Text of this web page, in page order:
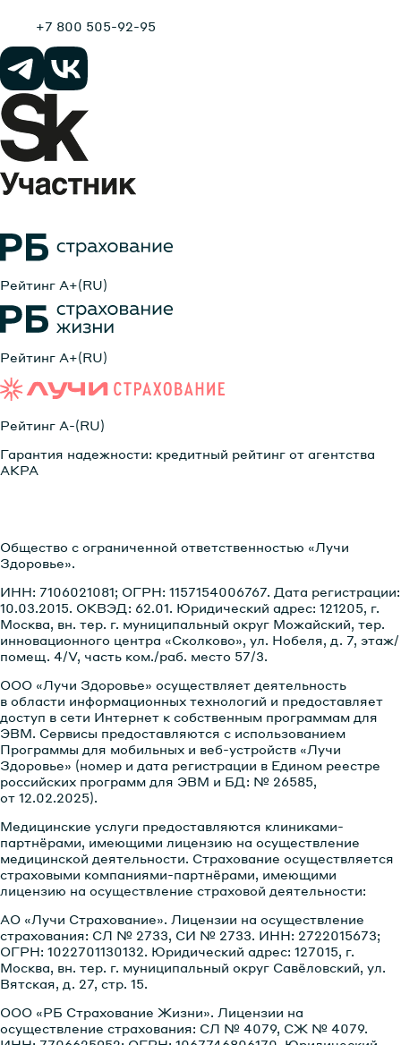
+7 800 505-92-95
Рейтинг А+(RU)
Рейтинг А+(RU)
Рейтинг А-(RU)
Гарантия надежности: кредитный рейтинг от агентства
АКРА
Общество с ограниченной ответственностью «Лучи
Здоровье».
ИНН: 7106021081; ОГРН: 1157154006767. Дата регистрации:
10.03.2015. ОКВЭД: 62.01. Юридический адрес: 121205, г.
Москва, вн. тер. г. муниципальный округ Можайский, тер.
инновационного центра «Сколково», ул. Нобеля, д. 7, этаж/
помещ. 4/V, часть ком./раб. место 57/3.
ООО «Лучи Здоровье» осуществляет деятельность
в области информационных технологий и предоставляет
доступ в сети Интернет к собственным программам для
ЭВМ. Сервисы предоставляются с использованием
Программы для мобильных и веб-устройств «Лучи
Здоровье» (номер и дата регистрации в Едином реестре
российских программ для ЭВМ и БД: № 26585,
от 12.02.2025).
Медицинские услуги предоставляются клиниками-
партнёрами, имеющими лицензию на осуществление
медицинской деятельности. Страхование осуществляется
страховыми компаниями-партнёрами, имеющими
лицензию на осуществление страховой деятельности:
АО «Лучи Страхование». Лицензии на осуществление
страхования: СЛ № 2733, CИ № 2733. ИНН: 2722015673;
ОГРН: 1022701130132. Юридический адрес: 127015, г.
Москва, вн. тер. г. муниципальный округ Савёловский, ул.
Вятская, д. 27, стр. 15.
ООО «РБ Страхование Жизни». Лицензии на
осуществление страхования: СЛ № 4079, СЖ № 4079.